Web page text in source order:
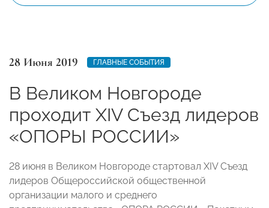
28 Июня 2019 ГЛАВНЫЕ СОБЫТИЯ
В Великом Новгороде
проходит XIV Съезд лидеров
«ОПОРЫ РОССИИ»
28 июня в Великом Новгороде стартовал XIV Съезд
лидеров Общероссийской общественной
организации малого и среднего